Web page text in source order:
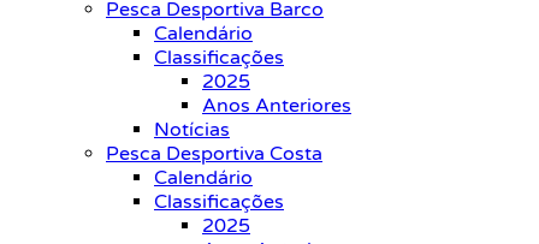
Pesca Desportiva Barco
Calendário
Classificações
2025
Anos Anteriores
Notícias
Pesca Desportiva Costa
Calendário
Classificações
2025